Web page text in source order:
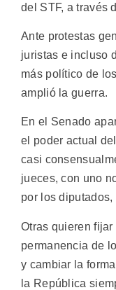
del STF, a través
Ante protestas
juristas e incluso
más político de
amplió la guerra.
En el Senado
el poder actual
casi
jueces, con uno
por los
Otras quieren
permanencia de
y cambiar la
la República